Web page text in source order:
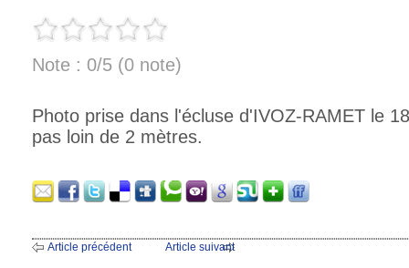
Note : 0/5 (0 note)
Photo prise dans l'écluse d'IVOZ-RAMET le
pas loin de 2 mètres.
Article précédent Article suivant